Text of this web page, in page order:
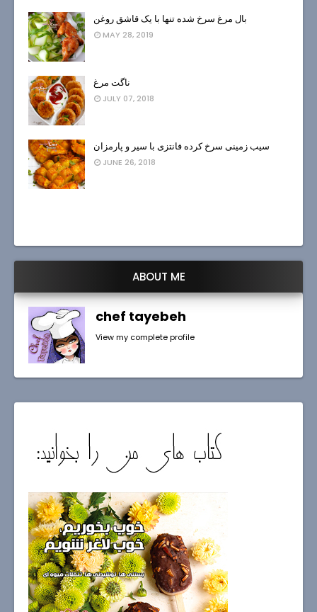
بال مرغ سرخ شده تنها با یک قاشق روغن
MAY 28, 2019
ناگت مرغ
JULY 07, 2018
سیب زمینی سرخ کرده فانتزی با سیر و پارمزان
JUNE 26, 2018
ABOUT ME
chef tayebeh
View my complete profile